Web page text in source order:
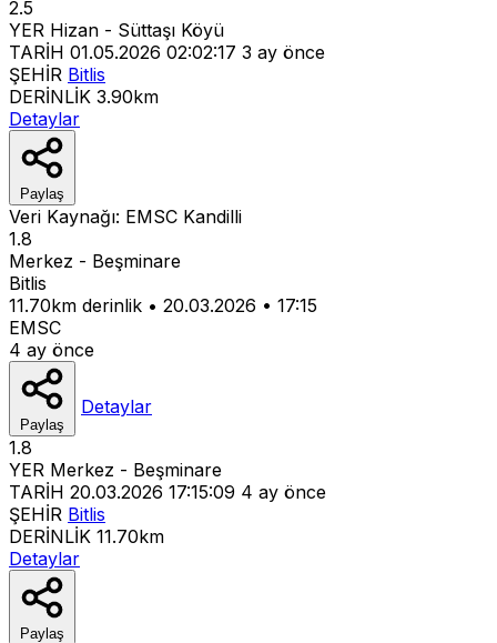
2.5
YER Hizan - Süttaşı Köyü
TARİH 01.05.2026 02:02:17 3 ay önce
ŞEHİR Bitlis
DERİNLİK 3.90km
Detaylar
Paylaş
Veri Kaynağı: EMSC Kandilli
1.8
Merkez - Beşminare
Bitlis
11.70km derinlik • 20.03.2026 • 17:15
EMSC
4 ay önce
Paylaş
Detaylar
1.8
YER Merkez - Beşminare
TARİH 20.03.2026 17:15:09 4 ay önce
ŞEHİR Bitlis
DERİNLİK 11.70km
Detaylar
Paylaş